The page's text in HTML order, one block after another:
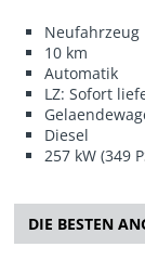
Neufahrzeug
10 km
Automatik
LZ: Sofort
Diesel
257 kW (349
DIE BESTEN